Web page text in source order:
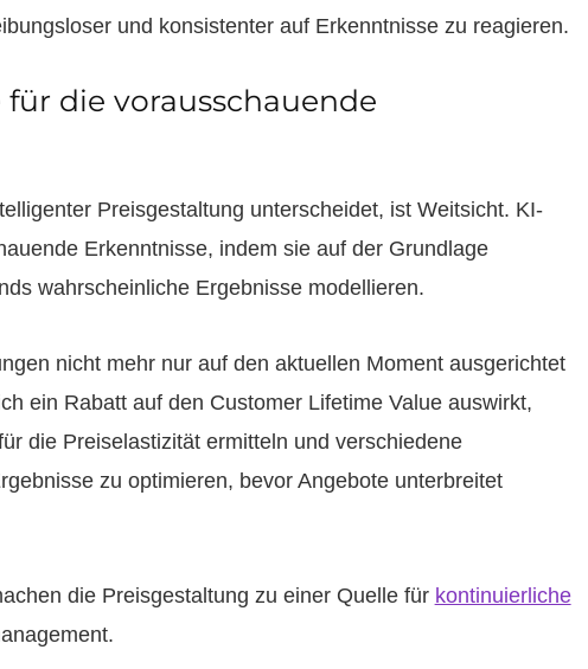
und konsistenter auf Erkenntnisse zu reagieren.
die vorausschauende
Preisgestaltung unterscheidet, ist Weitsicht. KI-
Erkenntnisse, indem sie auf der Grundlage
wahrscheinliche Ergebnisse modellieren.
nicht mehr nur auf den aktuellen Moment ausgerichtet
ein Rabatt auf den Customer Lifetime Value auswirkt,
die Preiselastizität ermitteln und verschiedene
zu optimieren, bevor Angebote unterbreitet
die Preisgestaltung zu einer Quelle für kontinuierliche